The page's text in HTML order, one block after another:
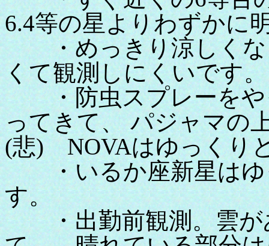
6.4等の星よりわずかに
・めっきり涼しくな
くて観測しにくいです。
・防虫スプレーをや
ってきて、 パジャマの
(悲) NOVAはゆっくり
・いるか座新星はゆ
す。
・出勤前観測。雲が